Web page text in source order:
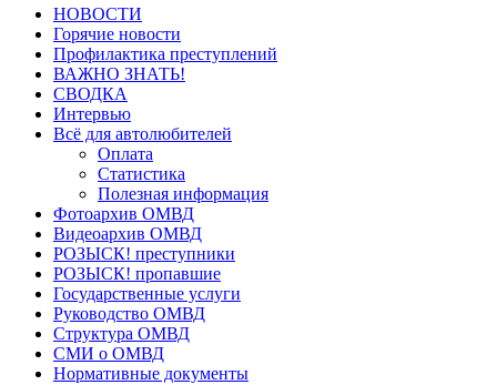
НОВОСТИ
Горячие новости
Профилактика преступлений
ВАЖНО ЗНАТЬ!
СВОДКА
Интервью
Всё для автолюбителей
Оплата
Статистика
Полезная информация
Фотоархив ОМВД
Видеоархив ОМВД
РОЗЫСК! преступники
РОЗЫСК! пропавшие
Государственные услуги
Руководство ОМВД
Структура ОМВД
СМИ о ОМВД
Нормативные документы